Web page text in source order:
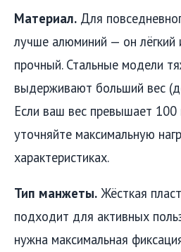
Материал. Для
лучше алюминий — он лёгкий
прочный. Стальные модели
выдерживают больший вес
Если ваш вес превышает 100
уточняйте максимальную
характеристиках.
Тип манжеты. Жёсткая
подходит для активных
нужна максимальная